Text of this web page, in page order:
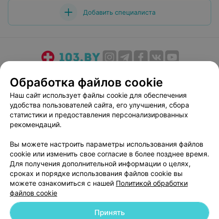
Добавить специалиста
Медицинский маркетинг
Публичный договор
Пользовательское соглашение
Способы оплаты
Вакансии
Партнеры
Написать руководителю 103.by
Персональные настройки cookie
Обработка персональных данных
Обработка файлов cookie
Наш сайт использует файлы cookie для обеспечения
удобства пользователей сайта, его улучшения, сбора
статистики и предоставления персонализированных
рекомендаций.
Вы можете настроить параметры использования файлов
cookie или изменить свое согласие в более позднее время.
Для получения дополнительной информации о целях,
сроках и порядке использования файлов cookie вы
можете ознакомиться с нашей Политикой обработки
файлов cookie
Принять